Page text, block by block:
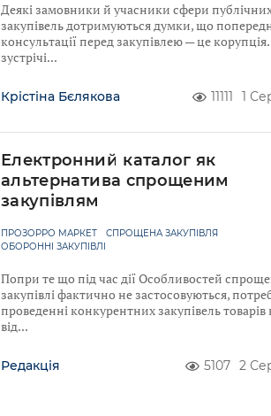
Деякі замовники й учасники сфери
закупівель дотримуються думки, що
консультації перед закупівлею — це корупція.
зустрічі
Крістіна Бєлякова 11111 1
Електронний каталог як
альтернатива спрощеним
закупівлям
ПРОЗОРРО МАРКЕТ
СПРОЩЕНА ЗАКУПІВЛЯ
ОБОРОННІ ЗАКУПІВЛІ
Попри те що під час дії Особливостей
закупівлі фактично не застосовуються,
проведенні конкурентних закупівель товарів
від
Редакція 5107 2